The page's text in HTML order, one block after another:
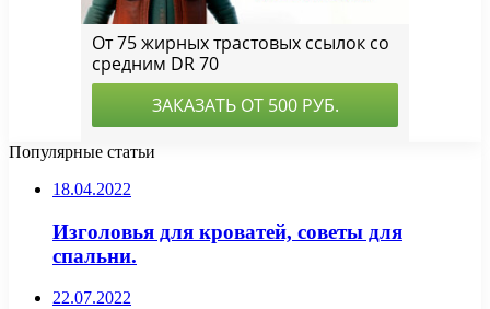
Популярные статьи
18.04.2022
Изголовья для кроватей, советы для
спальни.
22.07.2022